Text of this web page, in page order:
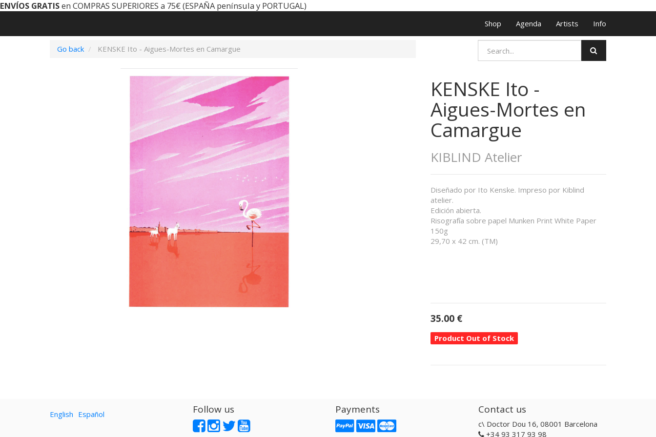
ENVÍOS GRATISen COMPRAS SUPERIORES a 75€ (ESPAÑA península y PORTUGAL)
Shop Agenda Artists Info
Go back KENSKE Ito - Aigues-Mortes en Camargue
KENSKE Ito -
Aigues-Mortes en
Camargue
KIBLIND Atelier
Diseñado por Ito Kenske. Impreso por Kiblind
atelier.
Edición abierta.
Risografía sobre papel Munken Print White Paper
150g
29,70 x 42 cm. (TM)
35.00 €
Product Out of Stock
English Español Follow us Payments Contact us
c\ Doctor Dou 16, 08001 Barcelona
+34 93 317 93 98